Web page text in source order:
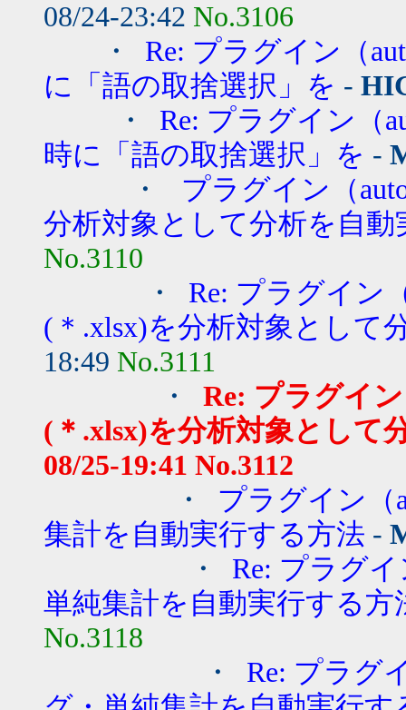
08/24-23:42 No.3106
・ Re: プラグイン（
に「語の取捨選択」を -
・ Re: プラグイン（
時に「語の取捨選択」を -
・
プラグイン（
分析対象として分析を自動
No.3110
・ Re: プラグイン
(＊.xlsx)を分析対象として
18:49 No.3111
・ Re: プラグイ
(＊.xlsx)を分析対象として
08/25-19:41 No.3112
・ プラグイン（
集計を自動実行する方法 -
・ Re: プラグ
単純集計を自動実行する方
No.3118
・ Re: プラグ